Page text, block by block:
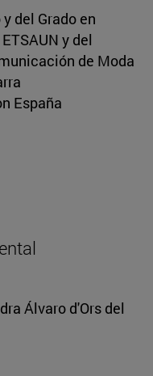
del Grado en
y del
de Moda
España
Álvaro d'Ors del